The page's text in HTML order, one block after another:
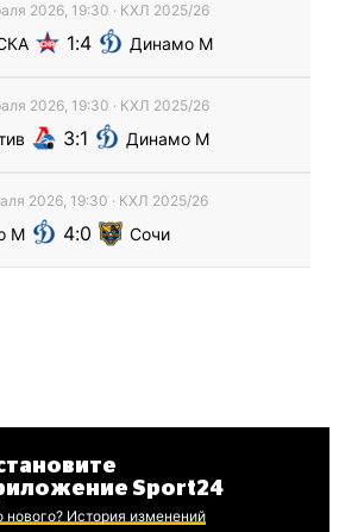
2026, 19:30 · КХЛ 2025/26
1 4 Динамо М
2026, 19:30 · КХЛ 2025/26
3 1 Динамо М
2026, 19:30 · КХЛ 2025/26
М 4 0 Сочи
Sport24
нового? История изменений